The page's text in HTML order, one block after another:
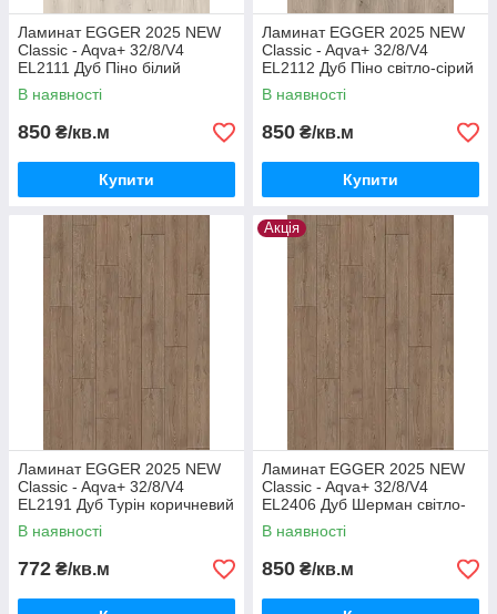
Ламинат EGGER 2025 NEW
Classic - Aqva+ 32/8/V4
EL2111 Дуб Піно білий
В наявності
850 ₴/кв.м
Купити
Ламинат EGGER 2025 NEW
Classic - Aqva+ 32/8/V4
EL2112 Дуб Піно світло-сірий
В наявності
850 ₴/кв.м
Купити
Ламинат EGGER 2025 NEW
Classic - Aqva+ 32/8/V4
EL2191 Дуб Турін коричневий
В наявності
772 ₴/кв.м
Акція
Ламинат EGGER 2025 NEW
Classic - Aqva+ 32/8/V4
EL2406 Дуб Шерман світло-
сірий
В наявності
850 ₴/кв.м